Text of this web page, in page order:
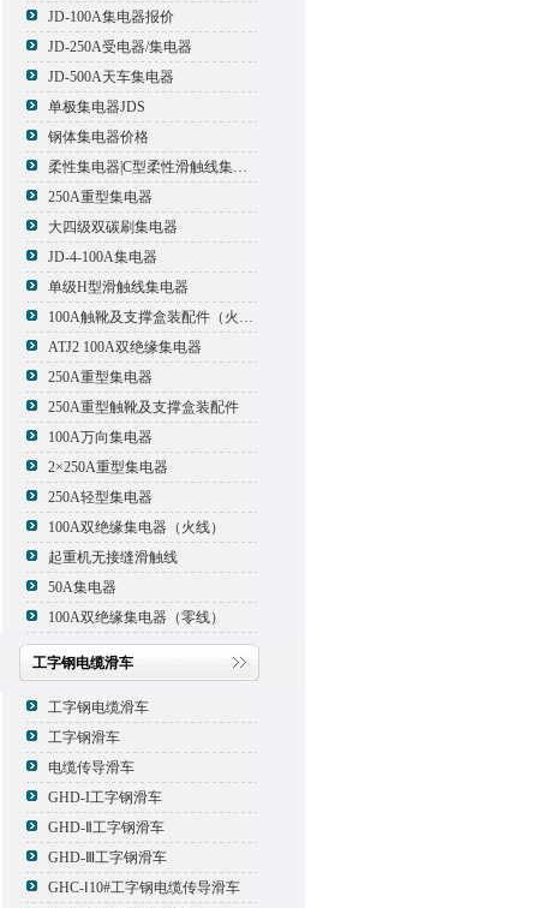
JD-100A集电器报价
JD-250A受电器/集电器
JD-500A天车集电器
单极集电器JDS
钢体集电器价格
柔性集电器|C型柔性滑触线集电器
250A重型集电器
大四级双碳刷集电器
JD-4-100A集电器
单级H型滑触线集电器
100A触靴及支撑盒装配件（火线）
ATJ2 100A双绝缘集电器
250A重型集电器
250A重型触靴及支撑盒装配件
100A万向集电器
2×250A重型集电器
250A轻型集电器
100A双绝缘集电器（火线）
起重机无接缝滑触线
50A集电器
100A双绝缘集电器（零线）
工字钢电缆滑车
工字钢电缆滑车
工字钢滑车
电缆传导滑车
GHD-I工字钢滑车
GHD-Ⅱ工字钢滑车
GHD-Ⅲ工字钢滑车
GHC-Ⅰ10#工字钢电缆传导滑车